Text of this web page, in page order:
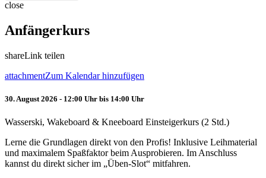
close
Anfängerkurs
shareLink teilen
attachmentZum Kalendar hinzufügen
30. August 2026 - 12:00 Uhr bis 14:00 Uhr
Wasserski, Wakeboard & Kneeboard Einsteigerkurs (2 Std.)
Lerne die Grundlagen direkt von den Profis! Inklusive Leihmaterial
und maximalem Spaßfaktor beim Ausprobieren. Im Anschluss
kannst du direkt sicher im „Üben-Slot“ mitfahren.